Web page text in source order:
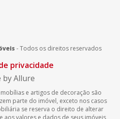
-Todos os direitos reservados
privacidade
by Allure
e artigos de decoração são
parte do imóvel, exceto nos casos
se reserva o direito de alterar
aos valores e dados de seus imóveis